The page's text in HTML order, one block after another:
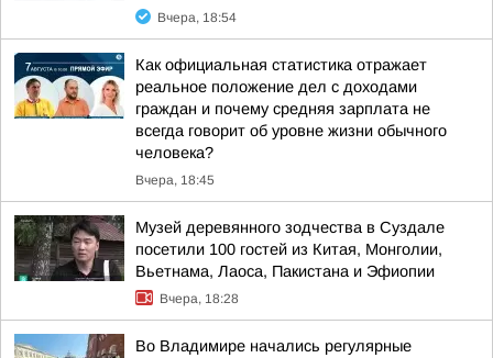
Вчера, 18:54
Как официальная статистика отражает
реальное положение дел с доходами
граждан и почему средняя зарплата не
всегда говорит об уровне жизни обычного
человека?
Вчера, 18:45
Музей деревянного зодчества в Суздале
посетили 100 гостей из Китая, Монголии,
Вьетнама, Лаоса, Пакистана и Эфиопии
Вчера, 18:28
Во Владимире начались регулярные